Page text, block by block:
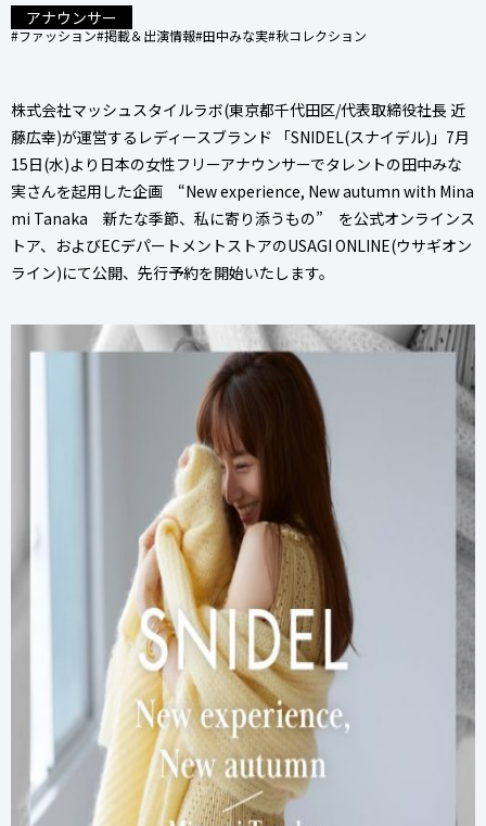
アナウンサー
#ファッション#掲載＆出演情報#田中みな実#秋コレクション
株式会社マッシュスタイルラボ(東京都千代田区/代表取締役社長 近
藤広幸)が運営するレディースブランド 「SNIDEL(スナイデル)」7月
15日(水)より日本の女性フリーアナウンサーでタレントの田中みな
実さんを起用した企画 “New experience, New autumn with Mina
mi Tanaka 新たな季節、私に寄り添うもの” を公式オンラインス
トア、およびECデパートメントストアのUSAGI ONLINE(ウサギオン
ライン)にて公開、先行予約を開始いたします。